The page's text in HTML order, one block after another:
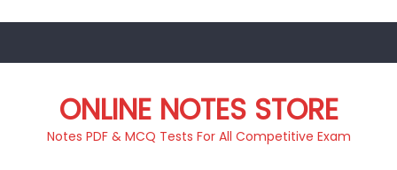
ONLINE NOTES STORE
Notes PDF & MCQ Tests For All Competitive Exam